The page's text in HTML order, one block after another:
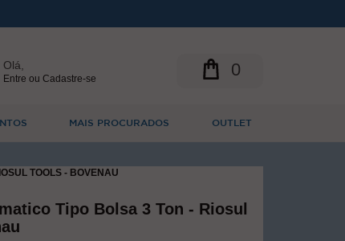
Olá,
Entre ou Cadastre-se 0
MAIS PROCURADOS OUTLET
TOOLS - BOVENAU
Tipo Bolsa 3 Ton - Riosul